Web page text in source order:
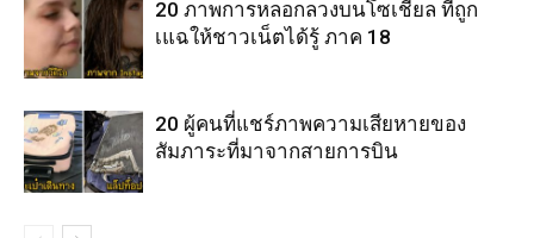
20 ภาพการหลอกลวงบนโซเชียล ที่ถูก
เแฉให้ชาวเน็ตได้รู้ ภาค 18
20 ผู้คนที่แชร์ภาพความเสียหายของ
สัมภาระที่มาจากสายการบิน